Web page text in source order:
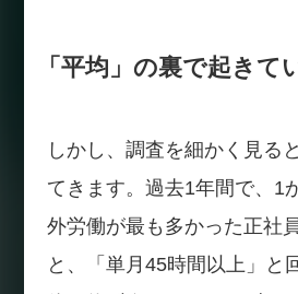
「平均」の裏で起きて
しかし、調査を細かく見る
てきます。過去1年間で、1
外労働が最も多かった正社
と、「単月45時間以上」と